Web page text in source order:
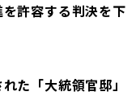
許容する判決を下
た「大統領官邸」